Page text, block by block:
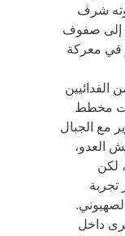
عام 1967 فيفوته شرف
إلى صفوف
في معركة
مخطط
مع الجبال
العدو،
لكن
تجربة
داخل